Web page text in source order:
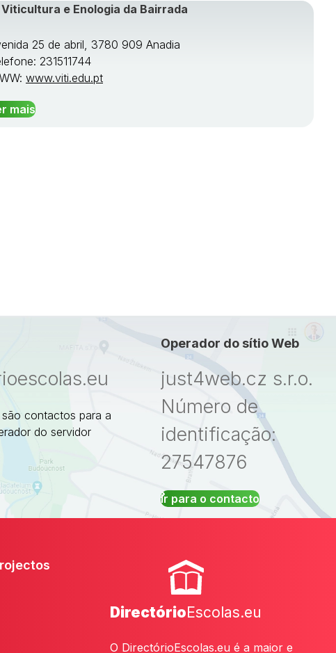
e Enologia da Bairrada
25 de abril, 3780 909 Anadia
231511744
www.viti.edu.pt
mais
contactos para a
do servidor
Operador do sítio Web
just4web.cz s.r.o.
Número de
identificação:
27547876
Ir para o contacto
DirectórioEscolas.eu
O DirectórioEscolas.eu é a maior e